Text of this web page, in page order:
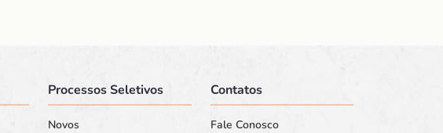
Processos Seletivos
Novos
Contatos
Fale Conosco